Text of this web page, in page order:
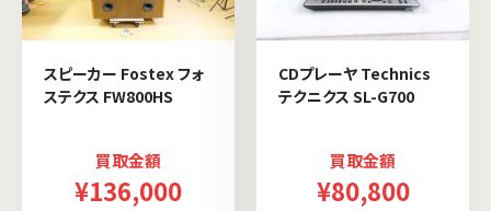
スピーカー Fostex フォ
ステクス FW800HS
買取金額
¥136,000
CDプレーヤ Technics
テクニクス SL-G700
買取金額
¥80,800